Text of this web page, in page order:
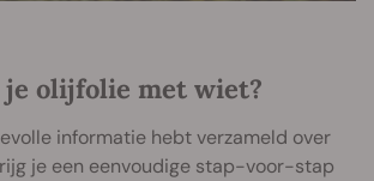
olijfolie met wiet?
informatie hebt verzameld over
je een eenvoudige stap-voor-stap